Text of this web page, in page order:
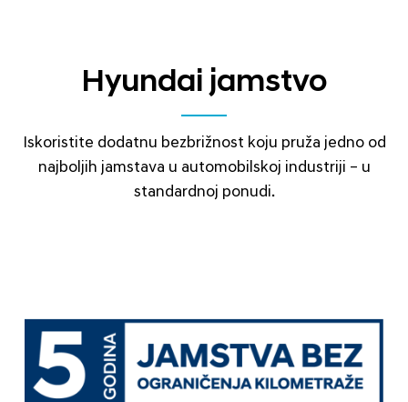
Hyundai jamstvo
Iskoristite dodatnu bezbrižnost koju pruža jedno od
najboljih jamstava u automobilskoj industriji – u
standardnoj ponudi.